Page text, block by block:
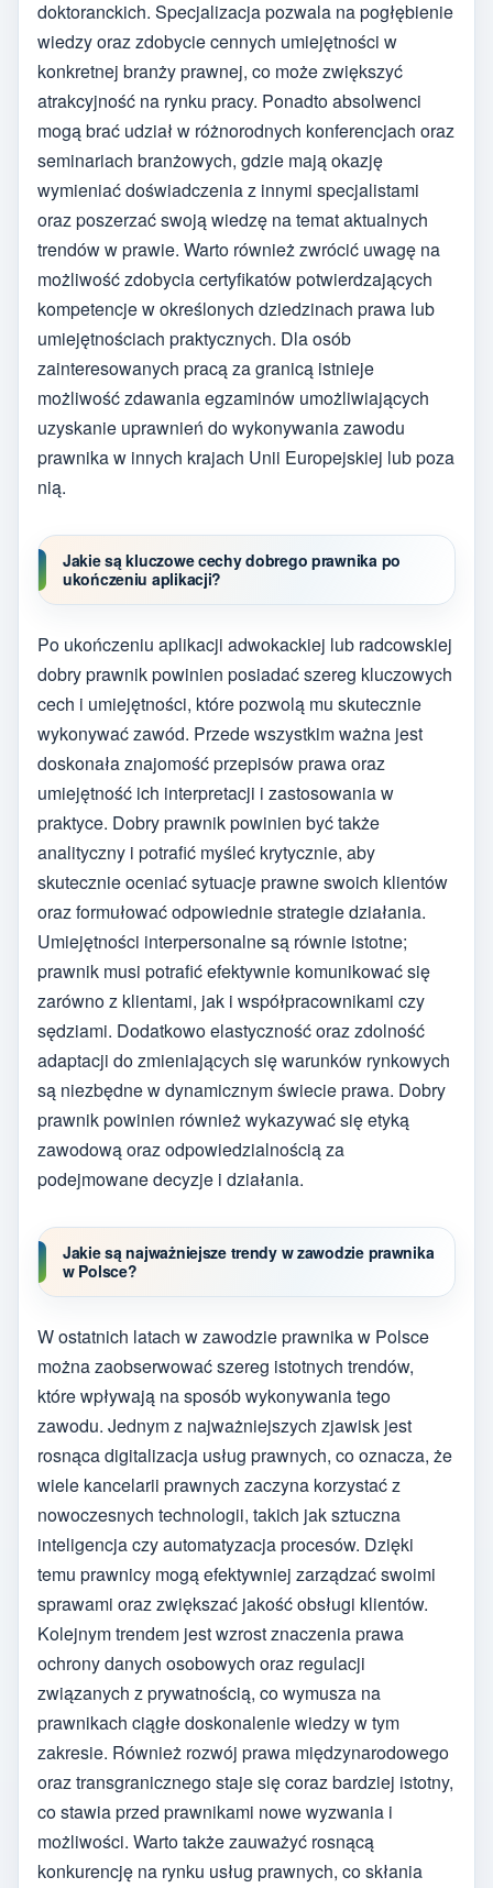
doktoranckich. Specjalizacja pozwala na pogłębienie
wiedzy oraz zdobycie cennych umiejętności w
konkretnej branży prawnej, co może zwiększyć
atrakcyjność na rynku pracy. Ponadto absolwenci
mogą brać udział w różnorodnych konferencjach oraz
seminariach branżowych, gdzie mają okazję
wymieniać doświadczenia z innymi specjalistami
oraz poszerzać swoją wiedzę na temat aktualnych
trendów w prawie. Warto również zwrócić uwagę na
możliwość zdobycia certyfikatów potwierdzających
kompetencje w określonych dziedzinach prawa lub
umiejętnościach praktycznych. Dla osób
zainteresowanych pracą za granicą istnieje
możliwość zdawania egzaminów umożliwiających
uzyskanie uprawnień do wykonywania zawodu
prawnika w innych krajach Unii Europejskiej lub poza
nią.
Jakie są kluczowe cechy dobrego prawnika po
ukończeniu aplikacji?
Po ukończeniu aplikacji adwokackiej lub radcowskiej
dobry prawnik powinien posiadać szereg kluczowych
cech i umiejętności, które pozwolą mu skutecznie
wykonywać zawód. Przede wszystkim ważna jest
doskonała znajomość przepisów prawa oraz
umiejętność ich interpretacji i zastosowania w
praktyce. Dobry prawnik powinien być także
analityczny i potrafić myśleć krytycznie, aby
skutecznie oceniać sytuacje prawne swoich klientów
oraz formułować odpowiednie strategie działania.
Umiejętności interpersonalne są równie istotne;
prawnik musi potrafić efektywnie komunikować się
zarówno z klientami, jak i współpracownikami czy
sędziami. Dodatkowo elastyczność oraz zdolność
adaptacji do zmieniających się warunków rynkowych
są niezbędne w dynamicznym świecie prawa. Dobry
prawnik powinien również wykazywać się etyką
zawodową oraz odpowiedzialnością za
podejmowane decyzje i działania.
Jakie są najważniejsze trendy w zawodzie prawnika
w Polsce?
W ostatnich latach w zawodzie prawnika w Polsce
można zaobserwować szereg istotnych trendów,
które wpływają na sposób wykonywania tego
zawodu. Jednym z najważniejszych zjawisk jest
rosnąca digitalizacja usług prawnych, co oznacza, że
wiele kancelarii prawnych zaczyna korzystać z
nowoczesnych technologii, takich jak sztuczna
inteligencja czy automatyzacja procesów. Dzięki
temu prawnicy mogą efektywniej zarządzać swoimi
sprawami oraz zwiększać jakość obsługi klientów.
Kolejnym trendem jest wzrost znaczenia prawa
ochrony danych osobowych oraz regulacji
związanych z prywatnością, co wymusza na
prawnikach ciągłe doskonalenie wiedzy w tym
zakresie. Również rozwój prawa międzynarodowego
oraz transgranicznego staje się coraz bardziej istotny,
co stawia przed prawnikami nowe wyzwania i
możliwości. Warto także zauważyć rosnącą
konkurencję na rynku usług prawnych, co skłania